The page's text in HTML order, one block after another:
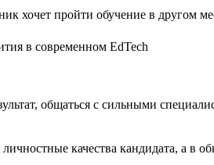
хочет пройти обучение в другом
общаться с сильными
качества кандидата, а в